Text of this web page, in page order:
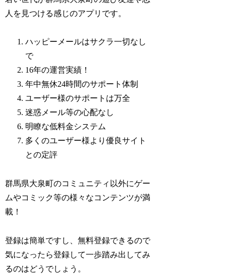
人を見つける感じのアプリです。
ハッピーメールはサクラ一切なし
で
16年の運営実績！
年中無休24時間のサポート体制
ユーザー様のサポートは万全
迷惑メール等の心配なし
明瞭な低料金システム
多くのユーザー様より優良サイト
との定評
群馬県大泉町のコミュニティ以外にゲー
ムやコミック等の様々なコンテンツが満
載！
登録は簡単ですし、無料登録できるので
気になったら登録して一歩踏み出してみ
るのはどうでしょう。